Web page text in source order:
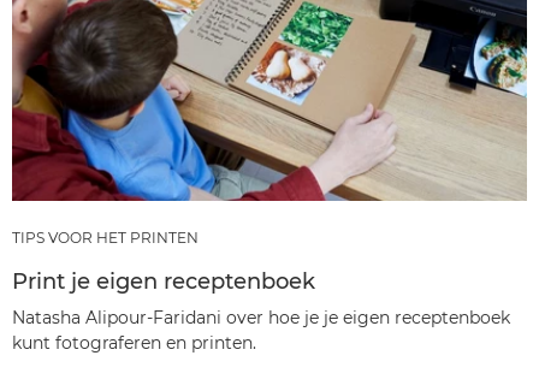
TIPS VOOR HET PRINTEN
Print je eigen receptenboek
Natasha Alipour-Faridani over hoe je je eigen receptenboek
kunt fotograferen en printen.